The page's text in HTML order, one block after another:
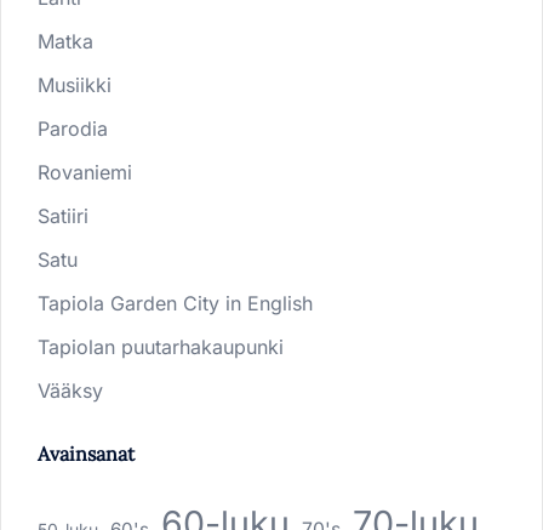
Matka
Musiikki
Parodia
Rovaniemi
Satiiri
Satu
Tapiola Garden City in English
Tapiolan puutarhakaupunki
Vääksy
Avainsanat